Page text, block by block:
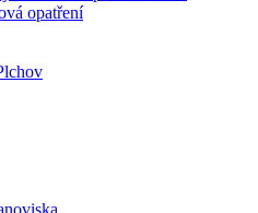
opatření